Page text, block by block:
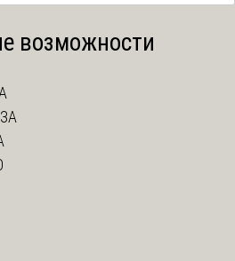
возможности